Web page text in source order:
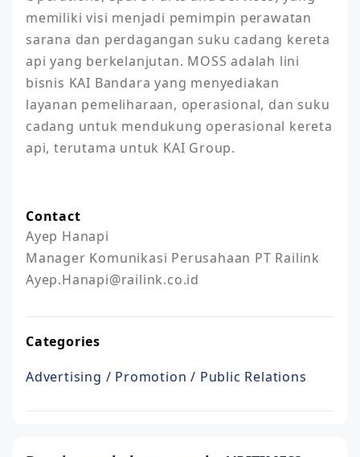
memiliki visi menjadi pemimpin perawatan
sarana dan perdagangan suku cadang kereta
api yang berkelanjutan. MOSS adalah lini
bisnis KAI Bandara yang menyediakan
layanan pemeliharaan, operasional, dan suku
cadang untuk mendukung operasional kereta
api, terutama untuk KAI Group.
Contact
Ayep Hanapi
Manager Komunikasi Perusahaan PT Railink
Ayep.Hanapi@railink.co.id
Categories
Advertising / Promotion / Public Relations